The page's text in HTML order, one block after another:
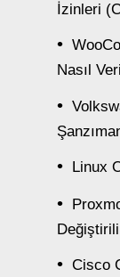
İzinleri
Nasıl
Linux
Cisco